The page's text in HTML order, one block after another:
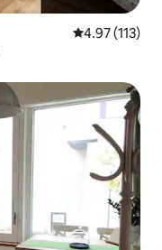
平均评分 4.97
4.97 (113)